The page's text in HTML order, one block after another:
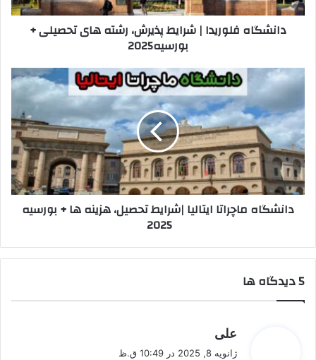
+
بورسیه2025دانشگاه فلوریدا | شرایط پذیرش، رشته های تحصیلی +
بورسیه2025
دانشگاه
ماچراتا
شرایط
تحصیل،
هزینه
ها
+
بورسیه
دانشگاه ماچراتا ایتالیا |شرایط تحصیل، هزینه ها + بورسیه
2025
‫5 دیدگاه ها
علی
ف
ژانویه 8, 2025 در 10:49 ق.ظ